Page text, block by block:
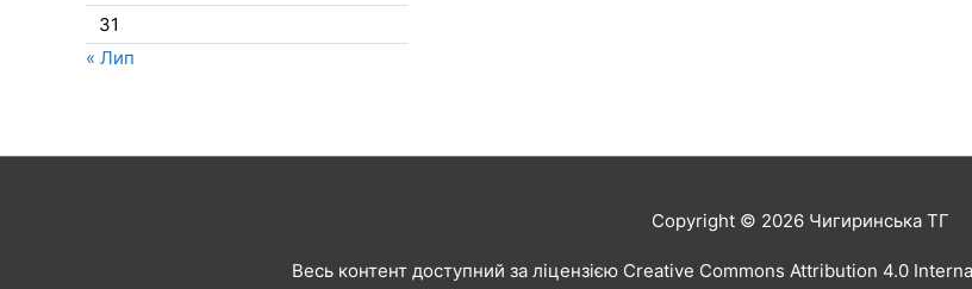
31
« Лип
Copyright © 2026 Чигиринська ТГ
Весь контент доступний за ліцензією Creative Commons Attribution 4.0